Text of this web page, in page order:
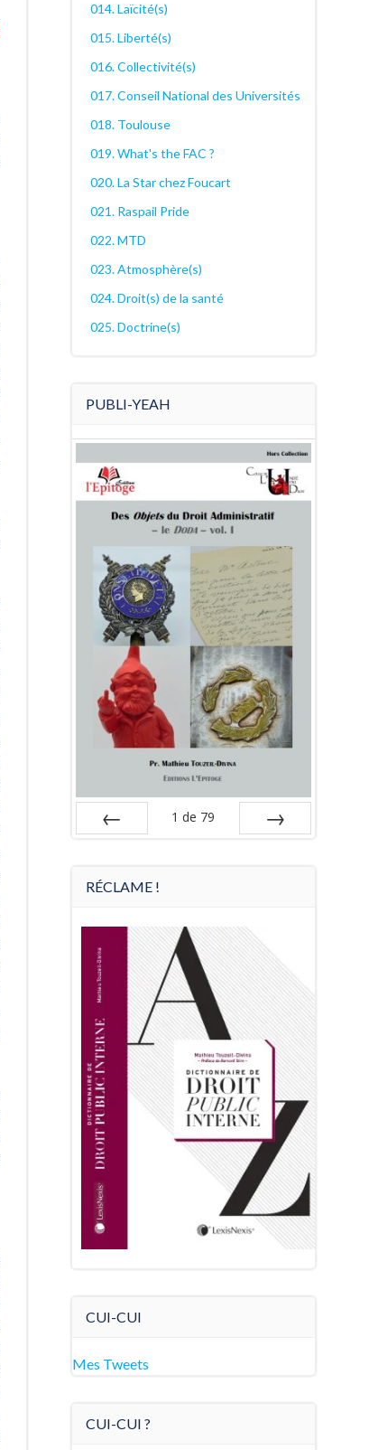
014. Laïcité(s)
015. Liberté(s)
016. Collectivité(s)
017. Conseil National des Universités
018. Toulouse
019. What's the FAC ?
020. La Star chez Foucart
021. Raspail Pride
022. MTD
023. Atmosphère(s)
024. Droit(s) de la santé
025. Doctrine(s)
PUBLI-YEAH
1 de 79
RÉCLAME !
CUI-CUI
Mes Tweets
CUI-CUI ?